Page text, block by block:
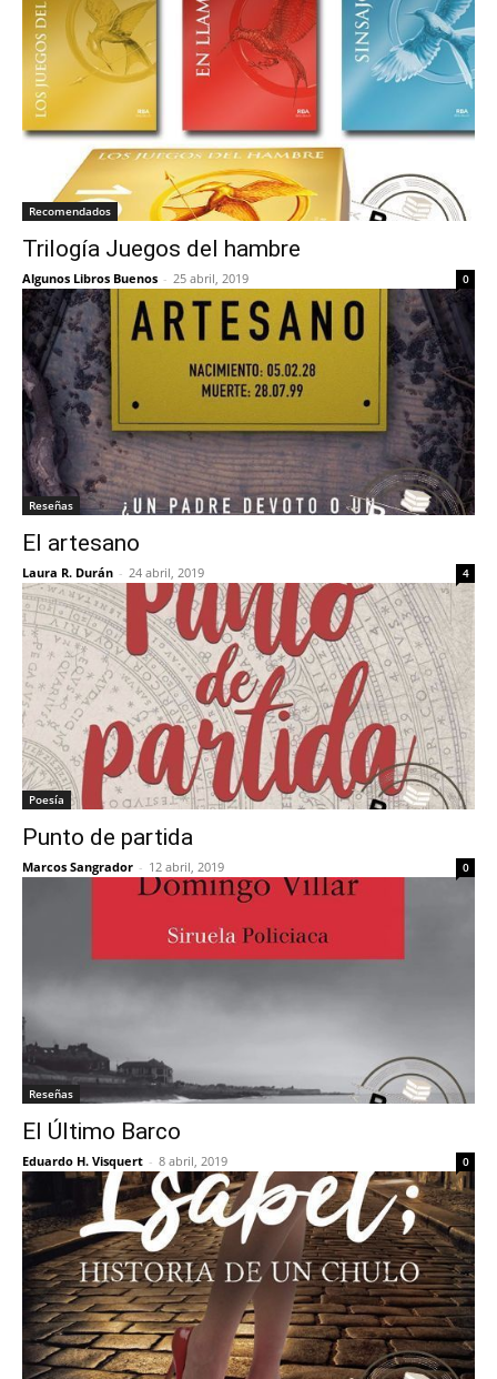
Recomendados
Trilogía Juegos del hambre
Algunos Libros Buenos - 25 abril, 2019 0
Reseñas
El artesano
Laura R. Durán - 24 abril, 2019 4
Poesía
Punto de partida
Marcos Sangrador - 12 abril, 2019 0
Reseñas
El Último Barco
Eduardo H. Visquert - 8 abril, 2019 0